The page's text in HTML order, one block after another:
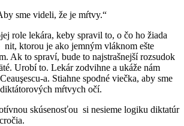
sme videli, že je mŕtvy.“
role lekára, keby spravil to, o čo ho žiada
nit, ktorou je ako jemným vláknom ešte
Ak to spraví, bude to najstrašnejší rozsudok
Urobí to. Lekár zodvihne a ukáže nám
a. Stiahne spodné viečka, aby sme
mŕtvych očí.
skúsenosťou si nesieme logiku diktatúr